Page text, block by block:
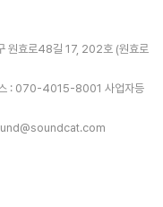
원효로48길 17, 202호 (원효로
: 070-4015-8001 사업자등